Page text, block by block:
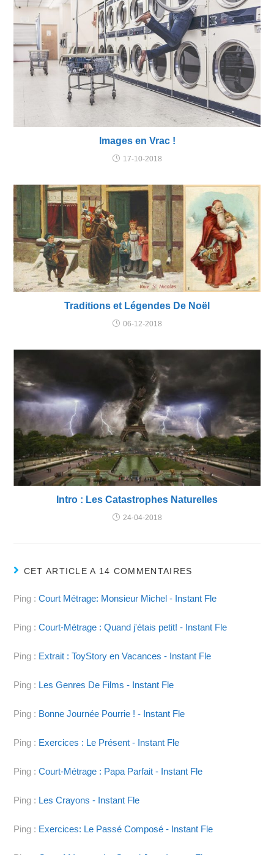
Images en Vrac !
17-10-2018
Traditions et Légendes De Noël
06-12-2018
Intro : Les Catastrophes Naturelles
24-04-2018
CET ARTICLE A 14 COMMENTAIRES
Ping :Court Métrage: Monsieur Michel - Instant Fle
Ping :Court-Métrage : Quand j'étais petit! - Instant Fle
Ping : Extrait : ToyStory en Vacances - Instant Fle
Ping : Les Genres De Films - Instant Fle
Ping : Bonne Journée Pourrie ! - Instant Fle
Ping : Exercices : Le Présent - Instant Fle
Ping :Court-Métrage : Papa Parfait - Instant Fle
Ping : Les Crayons - Instant Fle
Ping : Exercices: Le Passé Composé - Instant Fle